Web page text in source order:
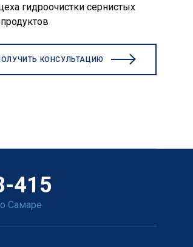
гидроочистки сернистых
КОНСУЛЬТАЦИЮ
415
Самаре